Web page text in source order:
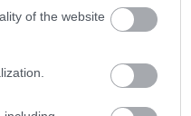
of the website